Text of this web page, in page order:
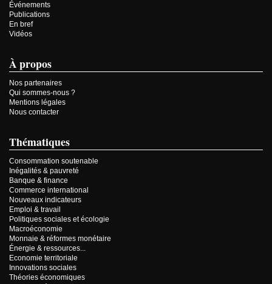
Événements
Publications
En bref
Vidéos
À propos
Nos partenaires
Qui sommes-nous ?
Mentions légales
Nous contacter
Thématiques
Consommation soutenable
Inégalités & pauvreté
Banque & finance
Commerce international
Nouveaux indicateurs
Emploi & travail
Politiques sociales et écologie
Macroéconomie
Monnaie & réformes monétaire
Énergie & ressources...
Economie territoriale
Innovations sociales
Théories économiques